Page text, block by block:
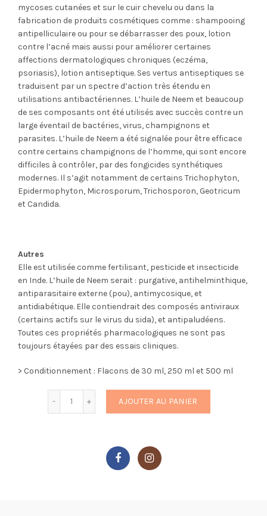
mycoses cutanées et sur le cuir chevelu ou dans la
fabrication de produits cosmétiques comme : shampooing
antipelliculaire ou pour se débarrasser des poux, lotion
contre l’acné mais aussi pour améliorer certaines
affections dermatologiques chroniques (eczéma,
psoriasis), lotion antiseptique. Ses vertus antiseptiques se
traduisent par un spectre d’action très étendu en
utilisations antibactériennes. L’huile de Neem et beaucoup
de ses composants ont été utilisés avec succès contre un
large éventail de bactéries, virus, champignons et
parasites. L’huile de Neem a été signalée pour être efficace
contre certains champignons de l’homme, qui sont encore
difficiles à contrôler, par des fongicides synthétiques
modernes. Il s’agit notamment de certains Trichophyton,
Epidermophyton, Microsporum, Trichosporon, Geotricum
et Candida.
Autres
Elle est utilisée comme fertilisant, pesticide et insecticide
en Inde. L’huile de Neem serait : purgative, antihelminthique,
antiparasitaire externe (pou), antimycosique, et
antidiabétique. Elle contiendrait des composés antiviraux
(certains actifs sur le virus du sida), et antipaludéens.
Toutes ces propriétés pharmacologiques ne sont pas
toujours étayées par des essais cliniques.
> Conditionnement : Flacons de 30 ml, 250 ml et 500 ml
AJOUTER AU PANIER